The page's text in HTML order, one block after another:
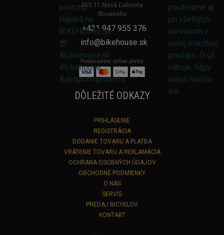
065 11 Nová Ľubovňa
Slovensko
+421 947 955 376
info@bikehouse.sk
Podporujeme online platby
DÔLEŽITÉ ODKAZY
PRIHLÁSENIE
REGISTRÁCIA
DODANIE TOVARU A PLATBA
VRÁTENIE TOVARU A REKLAMÁCIA
OCHRANA OSOBNÝCH ÚDAJOV
OBCHODNÉ PODMIENKY
O NÁS
SERVIS
PREDAJ BICYKLOV
KONTAKT